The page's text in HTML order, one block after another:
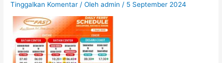
Tinggalkan Komentar / Olehadmin / 5 September 2024